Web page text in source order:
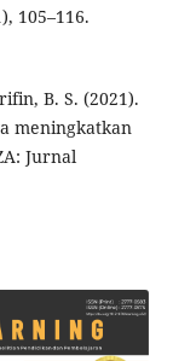
105–116.
B. S. (2021).
meningkatkan
Jurnal